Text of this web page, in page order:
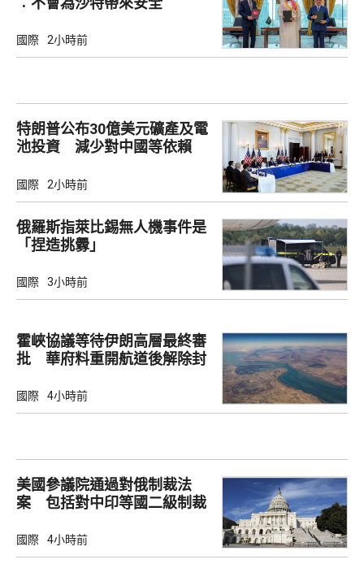
國際 2小時前
特朗普公布30億美元礦產及電
池投資 減少對中國等依賴
國際 2小時前
俄羅斯指萊比錫無人機事件是
「捏造挑釁」
國際 3小時前
霍峽協議等待伊朗高層最終審
批 華府料重開航道後解除封
國際 4小時前
美國參議院通過對俄制裁法
案 包括對中印等國二級制裁
國際 4小時前